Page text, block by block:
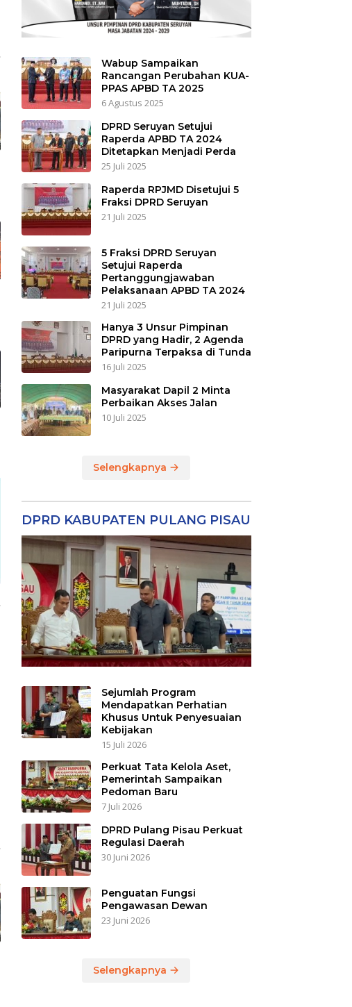
Wabup Sampaikan
Rancangan Perubahan KUA-
PPAS APBD TA 2025
6 Agustus 2025
DPRD Seruyan Setujui
Raperda APBD TA 2024
Ditetapkan Menjadi Perda
25 Juli 2025
Raperda RPJMD Disetujui 5
Fraksi DPRD Seruyan
21 Juli 2025
5 Fraksi DPRD Seruyan
Setujui Raperda
Pertanggungjawaban
Pelaksanaan APBD TA 2024
21 Juli 2025
Hanya 3 Unsur Pimpinan
DPRD yang Hadir, 2 Agenda
Paripurna Terpaksa di Tunda
16 Juli 2025
Masyarakat Dapil 2 Minta
Perbaikan Akses Jalan
10 Juli 2025
Selengkapnya
DPRD KABUPATEN PULANG PISAU
Sejumlah Program
Mendapatkan Perhatian
Khusus Untuk Penyesuaian
Kebijakan
15 Juli 2026
Perkuat Tata Kelola Aset,
Pemerintah Sampaikan
Pedoman Baru
7 Juli 2026
DPRD Pulang Pisau Perkuat
Regulasi Daerah
30 Juni 2026
Penguatan Fungsi
Pengawasan Dewan
23 Juni 2026
Selengkapnya